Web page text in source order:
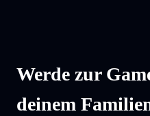
Werde zur
deinem